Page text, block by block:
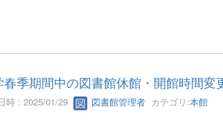
春季期間中の図書館休館・開館時間変
時 : 2025/01/29 図書館管理者カテゴリ:本館